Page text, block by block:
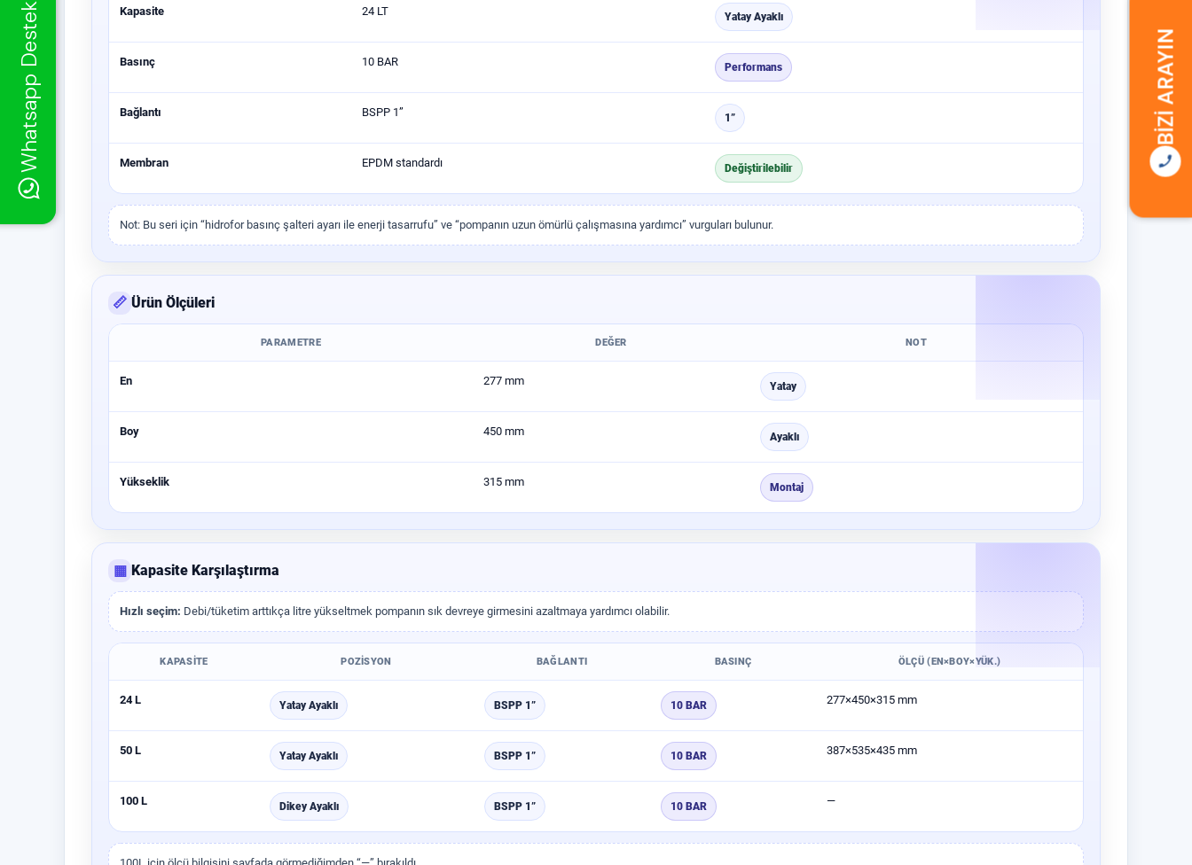
Kapasite 24 LT Yatay Ayaklı
Basınç 10 BAR Performans
Bağlantı BSPP 1” 1”
Membran EPDM standardı Değiştirilebilir
Not: Bu seri için “hidrofor basınç şalteri ayarı ile enerji tasarrufu” ve “pompanın uzun ömürlü çalışmasına yardımcı” vurguları bulunur.
📏 Ürün Ölçüleri
PARAMETRE DEĞER NOT
En 277 mm Yatay
Boy 450 mm Ayaklı
Yükseklik 315 mm Montaj
▦ Kapasite Karşılaştırma
Hızlı seçim: Debi/tüketim arttıkça litre yükseltmek pompanın sık devreye girmesini azaltmaya yardımcı olabilir.
KAPASITE POZISYON BAĞLANTI BASINÇ ÖLÇÜ (EN×BOY×YÜK.)
24 L Yatay Ayaklı BSPP 1” 10 BAR 277×450×315 mm
50 L Yatay Ayaklı BSPP 1” 10 BAR 387×535×435 mm
100 L Dikey Ayaklı BSPP 1” 10 BAR —
Whatsapp Destek BIZI ARAYIN